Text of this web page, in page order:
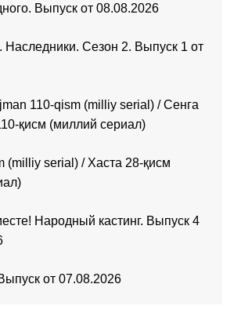
Выпуск от 08.08.2026
Сезон 2. Выпуск 1 от
110-qism (milliy serial) / Сенга
қисм (миллий сериал)
(milliy serial) / Хаста 28-қисм
Народный кастинг. Выпуск 4
от 07.08.2026